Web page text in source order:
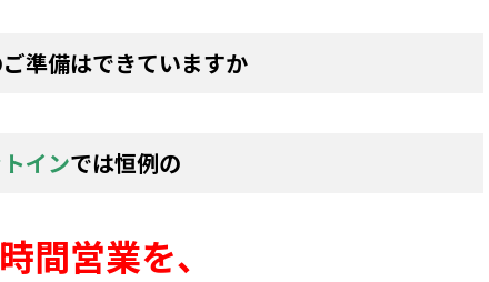
準備はできていますか
インでは恒例の
間営業を、